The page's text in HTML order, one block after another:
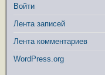
Войти
Лента записей
Лента комментариев
WordPress.org